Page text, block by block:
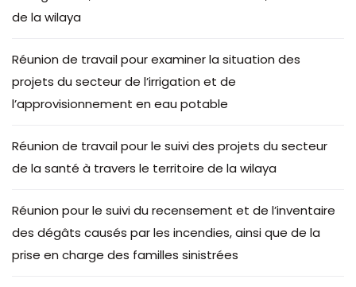
de la wilaya
Réunion de travail pour examiner la situation des
projets du secteur de l’irrigation et de
l’approvisionnement en eau potable
Réunion de travail pour le suivi des projets du secteur
de la santé à travers le territoire de la wilaya
Réunion pour le suivi du recensement et de l’inventaire
des dégâts causés par les incendies, ainsi que de la
prise en charge des familles sinistrées